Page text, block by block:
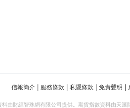
信報簡介 服務條款 私隱條款 免責聲明
料由財經智珠網有限公司提供。期貨指數資料由天滙